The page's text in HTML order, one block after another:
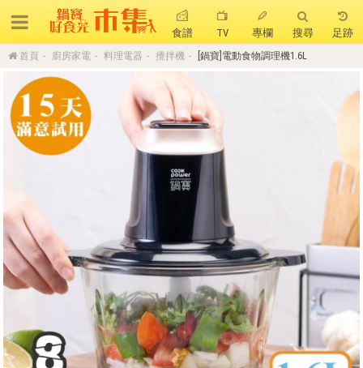
食譜 TV 專欄 搜尋 足跡
首頁 廚房家電 料理電器 攪拌機 [鍋寶]電動食物調理機1.6L
熱門搜尋
聚油不沾鍋 全球通吹風機
可微波保鮮盒 大理石不沾鍋
金鑽不沾鍋